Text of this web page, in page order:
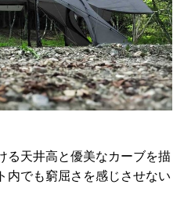
る天井高と優美なカーブを描
内でも窮屈さを感じさせない